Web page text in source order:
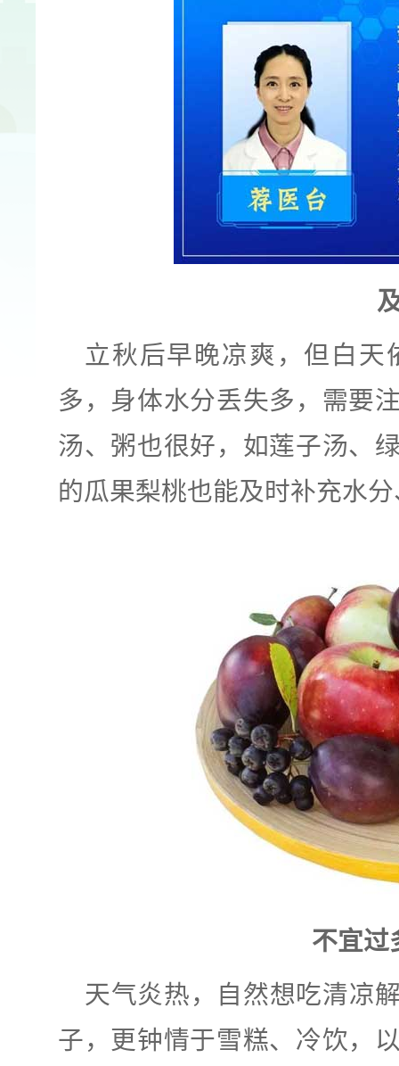
立秋后早晚凉爽，但白
多，身体水分丢失多，需要
汤、粥也很好，如莲子汤、
的瓜果梨桃也能及时补充水
不宜过
天气炎热，自然想吃清凉
子，更钟情于雪糕、冷饮，